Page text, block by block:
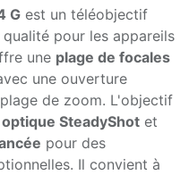
G est un téléobjectif
pour les appareils
une plage de focales
une ouverture
de zoom. L'objectif
SteadyShot et
pour des
Il convient à